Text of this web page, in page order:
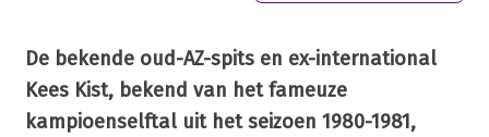
De bekende oud-AZ-spits en ex-international
Kees Kist, bekend van het fameuze
kampioenselftal uit het seizoen 1980-1981,